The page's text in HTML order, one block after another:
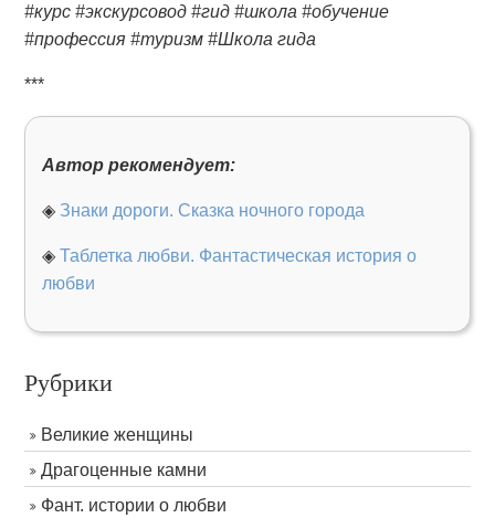
#курс #экскурсовод #гид #школа #обучение
#профессия #туризм #Школа гида
***
Автор рекомендует:
◈ Знаки дороги. Сказка ночного города
◈Таблетка любви. Фантастическая история о
любви
Рубрики
Великие женщины
Драгоценные камни
Фант. истории о любви